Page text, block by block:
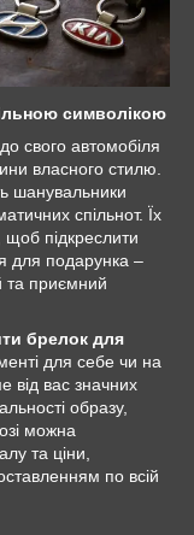
символікою
свого автомобіля
власного стилю.
шанувальники
спільнот. Їх
підкреслити
для подарунка –
та приємний
брелок для
для себе чи на
від вас значних
образу,
можна
та ціни,
по всій